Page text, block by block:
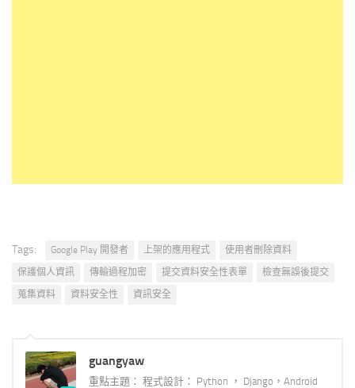
Tags: Google Play 開發者 上架的應用程式
使用者刪除資料
保護個人資訊
傳輸過程加密 提交資料安全性表單
檢查無誤後提交
蒐集資料
資料安全性 資訊安全
guangyaw
重點主題： 程式設計： Python ， Django，Android